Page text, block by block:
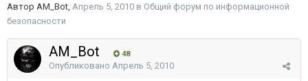
Автор AM_Bot, Апрель 5, 2010 в Общий форум по информационной
безопасности
AM_Bot 48
Опубликовано Апрель 5, 2010